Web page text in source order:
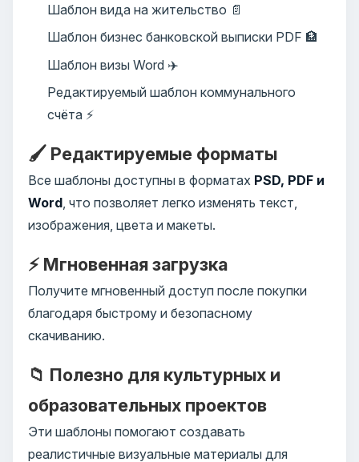
Шаблон вида на жительство 📄
Шаблон бизнес банковской выписки PDF 🏦
Шаблон визы Word ✈️
Редактируемый шаблон коммунального
счёта ⚡
🖌️ Редактируемые форматы
Все шаблоны доступны в форматах PSD, PDF и
Word , что позволяет легко изменять текст,
изображения, цвета и макеты.
⚡ Мгновенная загрузка
Получите мгновенный доступ после покупки
благодаря быстрому и безопасному
скачиванию.
📁 Полезно для культурных и
образовательных проектов
Эти шаблоны помогают создавать
реалистичные визуальные материалы для